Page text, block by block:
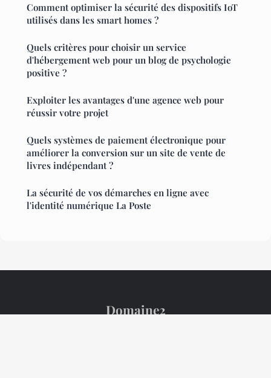
Comment optimiser la sécurité des dispositifs IoT
utilisés dans les smart homes ?
Quels critères pour choisir un service
d'hébergement web pour un blog de psychologie
positive ?
Exploiter les avantages d'une agence web pour
réussir votre projet
Quels systèmes de paiement électronique pour
améliorer la conversion sur un site de vente de
livres indépendant ?
La sécurité de vos démarches en ligne avec
l'identité numérique La Poste
Domaine2